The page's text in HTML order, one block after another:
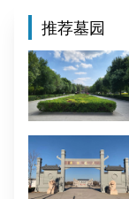
推荐墓园